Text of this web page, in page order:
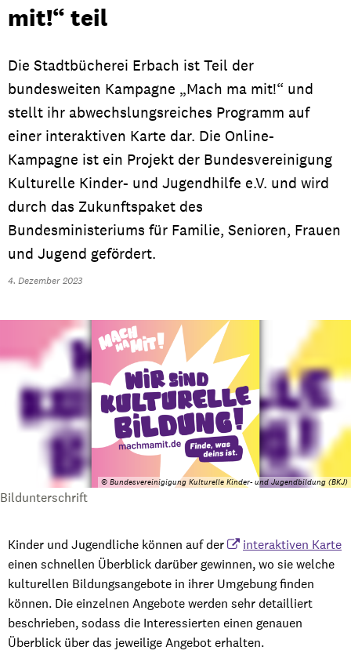
mit!“ teil
Die Stadtbücherei Erbach ist Teil der
bundesweiten Kampagne „Mach ma mit!“ und
stellt ihr abwechslungsreiches Programm auf
einer interaktiven Karte dar. Die Online-
Kampagne ist ein Projekt der Bundesvereinigung
Kulturelle Kinder- und Jugendhilfe e.V. und wird
durch das Zukunftspaket des
Bundesministeriums für Familie, Senioren, Frauen
und Jugend gefördert.
4. Dezember 2023
© Bundesvereinigigung Kulturelle Kinder- und Jugendbildung (BKJ)
Bildunterschrift
Kinder und Jugendliche können auf der
interaktiven Karte
einen schnellen Überblick darüber gewinnen, wo sie welche
kulturellen Bildungsangebote in ihrer Umgebung finden
können. Die einzelnen Angebote werden sehr detailliert
beschrieben, sodass die Interessierten einen genauen
Überblick über das jeweilige Angebot erhalten.